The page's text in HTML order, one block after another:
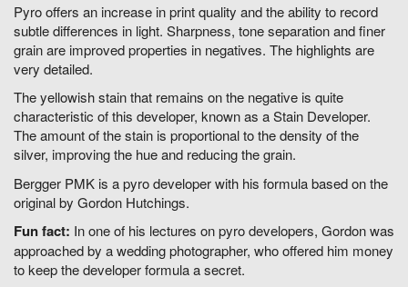
Pyro offers an increase in print quality and the ability to record
subtle differences in light. Sharpness, tone separation and finer
grain are improved properties in negatives. The highlights are
very detailed.
The yellowish stain that remains on the negative is quite
characteristic of this developer, known as a Stain Developer.
The amount of the stain is proportional to the density of the
silver, improving the hue and reducing the grain.
Bergger PMK is a pyro developer with his formula based on the
original by Gordon Hutchings.
Fun fact: In one of his lectures on pyro developers, Gordon was
approached by a wedding photographer, who offered him money
to keep the developer formula a secret.